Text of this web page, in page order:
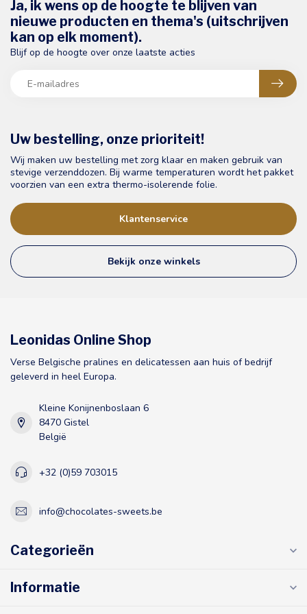
Uw bestelling, onze prioriteit!
Wij maken uw bestelling met zorg klaar en maken gebruik van
stevige verzenddozen. Bij warme temperaturen wordt het pakket
voorzien van een extra thermo-isolerende folie.
Klantenservice
Bekijk onze winkels
Ja, ik wens op de hoogte te blijven van
nieuwe producten en thema's (uitschrijven
kan op elk moment).
Blijf op de hoogte over onze laatste acties
Leonidas Online Shop
Verse Belgische pralines en delicatessen aan huis of bedrijf
geleverd in heel Europa.
Kleine Konijnenboslaan 6
8470 Gistel
België
+32 (0)59 703015
info@chocolates-sweets.be
Categorieën
Informatie